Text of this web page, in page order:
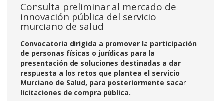
Consulta preliminar al mercado de
innovación pública del servicio
murciano de salud
Convocatoria dirigida a promover la participación
de personas físicas o jurídicas para la
presentación de soluciones destinadas a dar
respuesta a los retos que plantea el servicio
Murciano de Salud, para posteriormente sacar
licitaciones de compra pública.